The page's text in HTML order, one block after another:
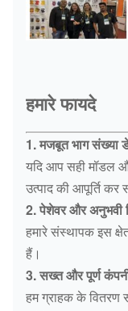
हमारे फायदे
1. मजबूत भाग संख्या
यदि आप सही मॉडल
उत्पाद की आपूर्ति
2. पेशेवर और अनुभवी
हमारे संस्थापक इस
हैं।
3. सख्त और पूर्ण
हम ग्राहक के वितरण